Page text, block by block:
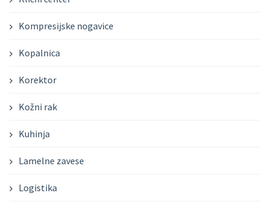
Kompresijske nogavice
Kopalnica
Korektor
Kožni rak
Kuhinja
Lamelne zavese
Logistika